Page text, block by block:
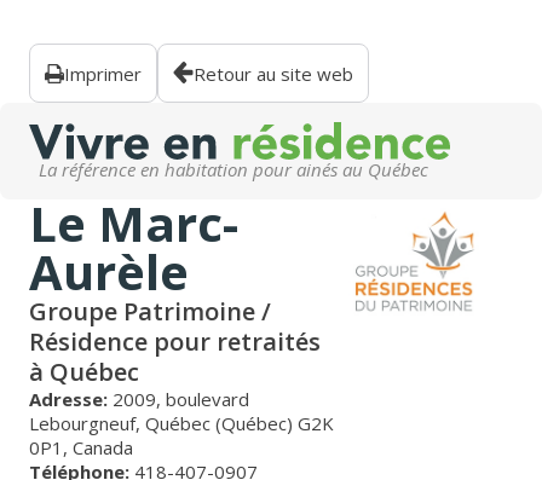
Imprimer Retour au site web
La référence en habitation pour ainés au Québec
Le Marc-
Aurèle
Groupe Patrimoine /
Résidence pour retraités
à Québec
Adresse: 2009, boulevard
Lebourgneuf, Québec (Québec) G2K
0P1, Canada
Téléphone: 418-407-0907